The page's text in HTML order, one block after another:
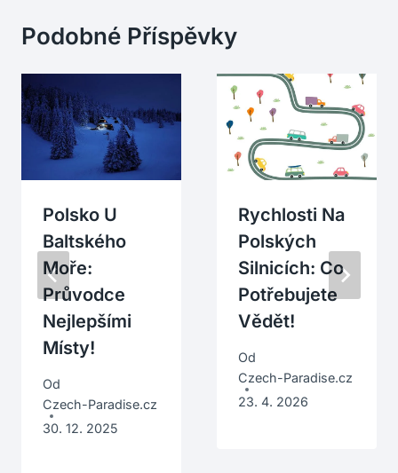
Podobné Příspěvky
Polsko U
Baltského
Moře:
Průvodce
Nejlepšími
Místy!
Od
Czech-Paradise.cz
30. 12. 2025
Rychlosti Na
Polských
Silnicích: Co
Potřebujete
Vědět!
Od
Czech-Paradise.cz
23. 4. 2026